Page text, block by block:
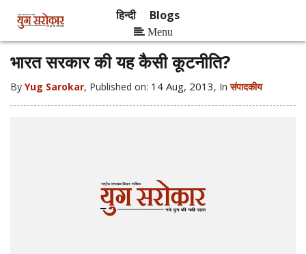
हिन्दी Blogs
Menu
भारत सरकार की यह कैसी कूटनीति?
By Yug Sarokar, Published on: 14 Aug, 2013, Inसंपादकीय